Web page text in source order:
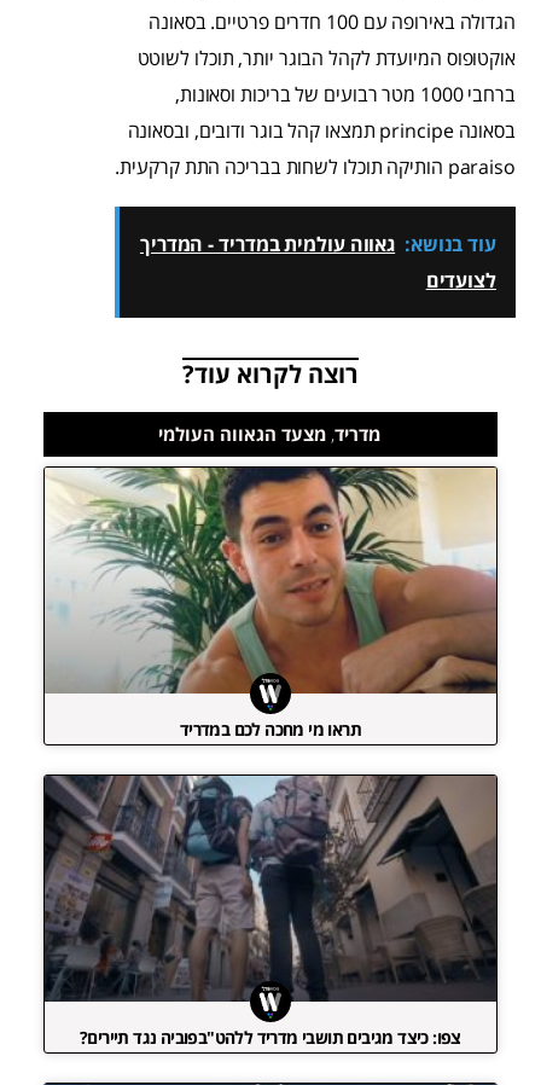
הגדולה באירופה עם 100 חדרים פרטיים. בסאונה
אוקטופוס המיועדת לקהל הבוגר יותר, תוכלו לשוטט
ברחבי 1000 מטר רבועים של בריכות וסאונות,
בסאונה principe תמצאו קהל בוגר ודובים, ובסאונה
paraiso הותיקה תוכלו לשחות בבריכה התת קרקעית.
עוד בנושא: גאווה עולמית במדריד - המדריך
לצועדים
רוצה לקרוא עוד?
מדריד, מצעד הגאווה העולמי
תראו מי מחכה לכם במדריד
צפו: כיצד מגיבים תושבי מדריד ללהט"בפוביה נגד תיירים?